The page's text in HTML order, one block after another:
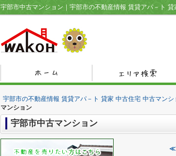
宇部市中古マンション｜宇部市の不動産情報 賃貸アパ－ト
宇部市の不動産情報 賃貸アパ－ト 貸家 中古住宅 中古マン
マンション
宇部市中古マンション
≪